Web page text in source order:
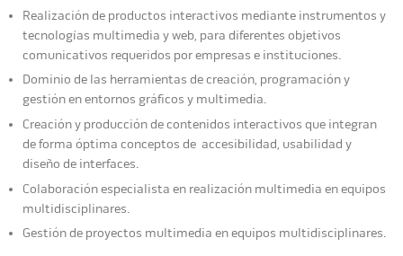
Realización de productos interactivos mediante instrumentos y
tecnologías multimedia y web, para diferentes objetivos
comunicativos requeridos por empresas e instituciones.
Dominio de las herramientas de creación, programación y
gestión en entornos gráficos y multimedia.
Creación y producción de contenidos interactivos que integran
de forma óptima conceptos de accesibilidad, usabilidad y
diseño de interfaces.
Colaboración especialista en realización multimedia en equipos
multidisciplinares.
Gestión de proyectos multimedia en equipos multidisciplinares.